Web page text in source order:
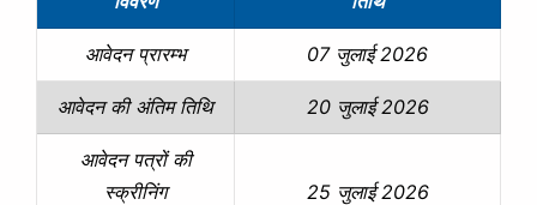
आवेदन प्रारम्भ 07 जुलाई 2026
आवेदन की अंतिम तिथि 20 जुलाई 2026
आवेदन पत्रों की
स्क्रीनिंग
25 जुलाई 2026